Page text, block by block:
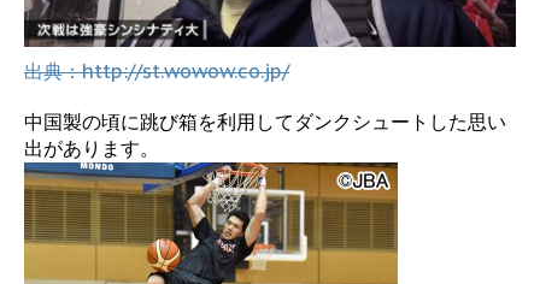
出典：http://st.wowow.co.jp/
中国製の頃に跳び箱を利用してダンクシュートした思い
出があります。